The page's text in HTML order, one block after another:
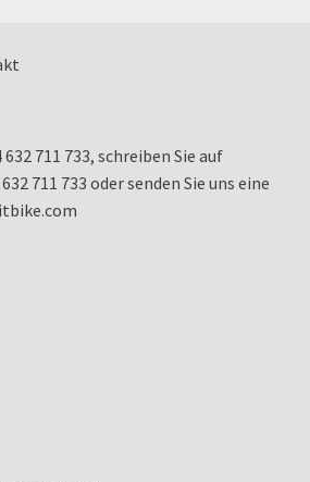
632 711 733, schreiben Sie auf
711 733 oder senden Sie uns eine